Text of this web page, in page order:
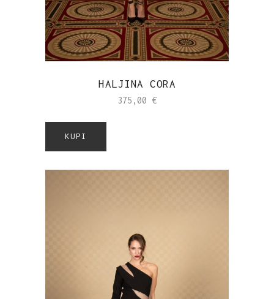
HALJINA CORA
375,00 €
KUPI